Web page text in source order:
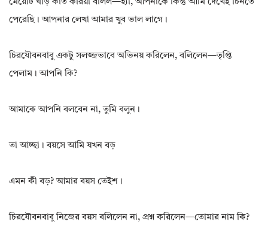
মেয়েটি ঘাড় কাত করিয়া বলিল—হ্যাঁ, আপনাকে কিন্তু আমি দেখেই চিনতে
পেরেছি। আপনার লেখা আমার খুব ভাল লাগে।
চিরযৌবনবাবু একটু সলজ্জভাবে অভিনয় করিলেন, বলিলেন—তৃপ্তি
পেলাম। আপনি কি?
আমাকে আপনি বলবেন না, তুমি বলুন।
তা আচ্ছা। বয়সে আমি যখন বড়
এমন কী বড়? আমার বয়স তেইশ।
চিরযৌবনবাবু নিজের বয়স বলিলেন না, প্রশ্ন করিলেন—তোমার নাম কি?